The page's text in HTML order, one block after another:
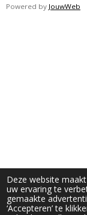
Deze website
uw ervaring te
gemaakte
‘Accepteren’ te
Powered by JouwWeb